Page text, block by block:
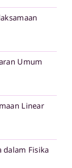
Umum
Linear
dalam Fisika